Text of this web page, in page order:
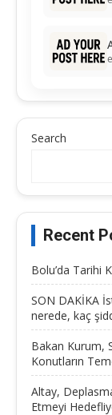
Search
Recent
Bolu’da Tarihi
SON DAKİKA
nerede, kaç
Bakan Kurum,
Konutların
Altay,
Etmeyi